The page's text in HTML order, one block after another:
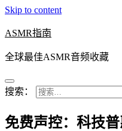
Skip to content
ASMR指南
全球最佳ASMR音频收藏
搜索：
免费声控：科技